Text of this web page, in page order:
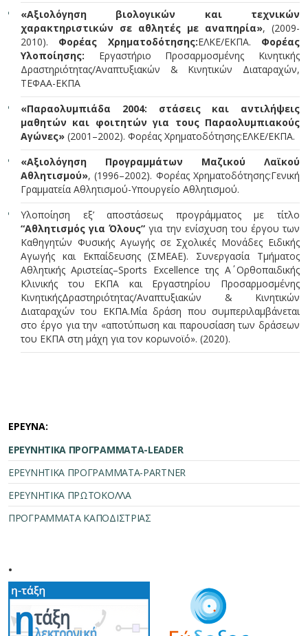
«Αξιολόγηση βιολογικών και τεχνικών
χαρακτηριστικών σε αθλητές με αναπηρία», (2009-
2010). Φορέας Χρηματοδότησης:ΕΛΚΕ/ΕΚΠΑ. Φορέας
Υλοποίησης: Εργαστήριο Προσαρμοσμένης Κινητικής
Δραστηριότητας/Αναπτυξιακών & Κινητικών Διαταραχών,
ΤΕΦΑΑ-ΕΚΠΑ
«Παραολυμπιάδα 2004: στάσεις και αντιλήψεις
μαθητών και φοιτητών για τους Παραολυμπιακούς
Αγώνες» (2001–2002). Φορέας Χρηματοδότησης:ΕΛΚΕ/ΕΚΠΑ.
«Αξιολόγηση Προγραμμάτων Μαζικού Λαϊκού
Αθλητισμού», (1996–2002). Φορέας Χρηματοδότησης:Γενική
Γραμματεία Αθλητισμού-Υπουργείο Αθλητισμού.
Υλοποίηση εξ’ αποστάσεως προγράμματος με τίτλο
“Αθλητισμός για Όλους” για την ενίσχυση του έργου των
Καθηγητών Φυσικής Αγωγής σε Σχολικές Μονάδες Ειδικής
Αγωγής και Εκπαίδευσης (ΣΜΕΑΕ). Συνεργασία Τμήματος
Αθλητικής Αριστείας–Sports Excellence της Α΄ Oρθοπαιδικής
Κλινικής του ΕΚΠΑ και Εργαστηρίου Προσαρμοσμένης
ΚινητικήςΔραστηριότητας/Αναπτυξιακών & Κινητικών
Διαταραχών του ΕΚΠΑ.Μία δράση που συμπεριλαμβάνεται
στο έργο για την «αποτύπωση και παρουσίαση των δράσεων
του ΕΚΠΑ στη μάχη για τον κορωνοϊό». (2020).
ΕΡΕΥΝΑ:
ΕΡΕΥΝΗΤΙΚΑ ΠΡΟΓΡΑΜΜΑΤΑ-LEADER
ΕΡΕΥΝΗΤΙΚΑ ΠΡΟΓΡΑΜΜΑΤΑ-PARTNER
ΕΡΕΥΝΗΤΙΚΑ ΠΡΩΤΟΚΟΛΛΑ
ΠΡΟΓΡΑΜΜΑΤΑ ΚΑΠΟΔΙΣΤΡΙΑΣ
.